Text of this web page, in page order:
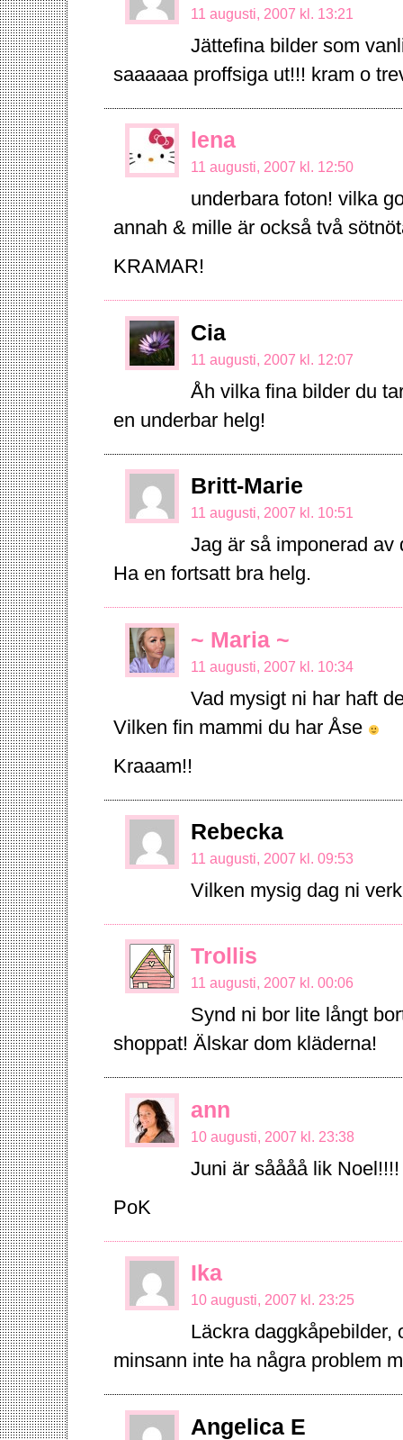
11 augusti, 2007 kl. 13:21
Jättefina bilder som
saaaaaa proffsiga ut!!! kram o
lena
11 augusti, 2007 kl. 12:50
underbara foton! vilka
annah & mille är också två
KRAMAR!
Cia
11 augusti, 2007 kl. 12:07
Åh vilka fina bilder du
en underbar helg!
Britt-Marie
11 augusti, 2007 kl. 10:51
Jag är så imponerad av
Ha en fortsatt bra helg.
~ Maria ~
11 augusti, 2007 kl. 10:34
Vad mysigt ni har haft
Vilken fin mammi du har Åse
Kraaam!!
Rebecka
11 augusti, 2007 kl. 09:53
Vilken mysig dag ni
Trollis
11 augusti, 2007 kl. 00:06
Synd ni bor lite långt
shoppat! Älskar dom kläderna!
ann
10 augusti, 2007 kl. 23:38
Juni är såååå lik
PoK
Ika
10 augusti, 2007 kl. 23:25
Läckra daggkåpebilder,
minsann inte ha några problem
Angelica E